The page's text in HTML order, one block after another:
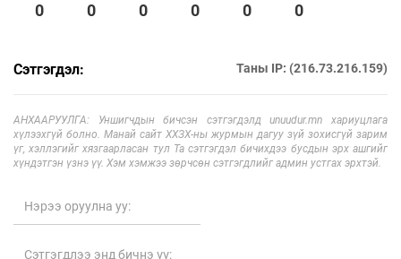
0 0 0 0 0 0
Сэтгэгдэл: Таны IP: (216.73.216.159)
АНХААРУУЛГА: Уншигчдын бичсэн сэтгэгдэлд unuudur.mn хариуцлага
хүлээхгүй болно. Манай сайт ХХЗХ-ны журмын дагуу зүй зохисгүй зарим
үг, хэллэгийг хязгаарласан тул Та сэтгэгдэл бичихдээ бусдын эрх ашгийг
хүндэтгэн үзнэ үү. Хэм хэмжээ зөрчсөн сэтгэгдлийг админ устгах эрхтэй.